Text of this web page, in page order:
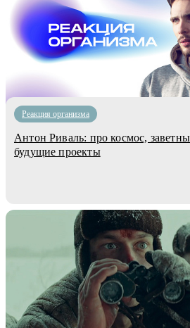
Реакция организма
Антон Риваль: про космос,
будущие проекты